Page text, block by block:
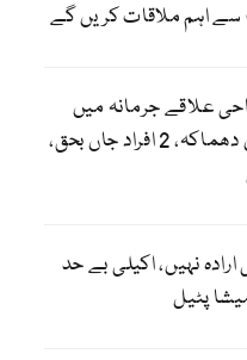
اہم ملاقات کریں گے
علاقے جرمانہ میں
منی بس میں دھماکہ، 2 افراد جاں بحق،
نہیں، اکیلی بے حد
پٹیل